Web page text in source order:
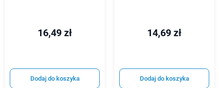
16,49 zł
Dodaj do koszyka
14,69 zł
Dodaj do koszyka